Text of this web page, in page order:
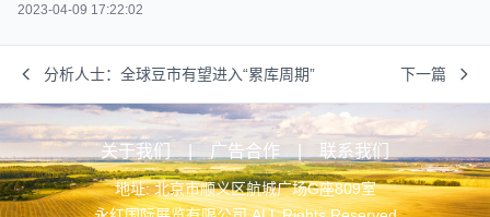
2023-04-09 17:22:02
分析人士：全球豆市有望进入“累库周期” 下一篇
关于我们 广告合作 联系我们
地址: 北京市顺义区航城广场G座809室